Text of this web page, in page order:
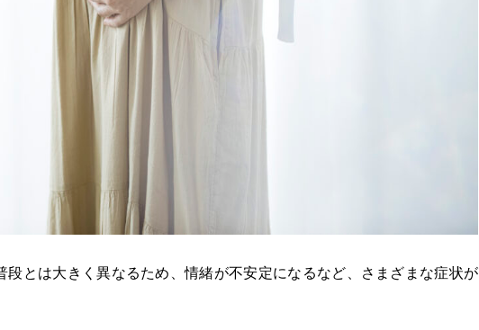
とは大きく異なるため、情緒が不安定になるなど、さまざまな症状が